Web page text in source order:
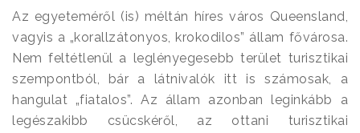
Az egyeteméről (is) méltán híres város Queensland,
vagyis a „korallzátonyos, krokodilos” állam fővárosa.
Nem feltétlenül a leglényegesebb terület turisztikai
szempontból, bár a látnivalók itt is számosak, a
hangulat „fiatalos”. Az állam azonban leginkább a
legészakibb csücskéről, az ottani turisztikai